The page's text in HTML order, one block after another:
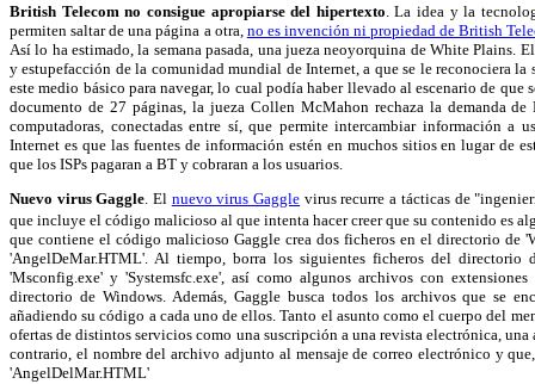
British Telecom no consigue apropiarse del hipertexto . La idea y la
permiten saltar de una página a otra, no es invención ni propiedad de British
Así lo ha estimado, la semana pasada, una jueza neoyorquina de White Plains.
y estupefacción de la comunidad mundial de Internet, a que se le reconociera
este medio básico para navegar, lo cual podía haber llevado al escenario de que
documento de 27 páginas, la jueza Collen McMahon rechaza la demanda
computadoras, conectadas entre sí, que permite intercambiar información a
Internet es que las fuentes de información estén en muchos sitios en lugar de
que los ISPs pagaran a BT y cobraran a los usuarios.
Nuevo virus Gaggle .El nuevo virus Gaggle virus recurre a tácticas de
que incluye el código malicioso al que intenta hacer creer que su contenido es
que contiene el código malicioso Gaggle crea dos ficheros en el directorio de
'AngelDeMar.HTML'. Al tiempo, borra los siguientes ficheros del directorio
'Msconfig.exe' y 'Systemsfc.exe', así como algunos archivos con
directorio de Windows. Además, Gaggle busca todos los archivos que se
añadiendo su código a cada uno de ellos.Tanto el asunto como el cuerpo del
ofertas de distintos servicios como una suscripción a una revista electrónica, una
contrario, el nombre del archivo adjunto al mensaje de correo electrónico y
'AngelDelMar.HTML'